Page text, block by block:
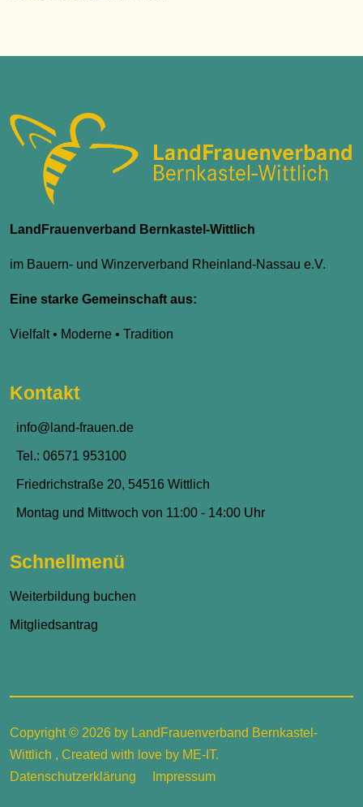
LandFrauenverband Bernkastel-Wittlich
im Bauern- und Winzerverband Rheinland-Nassau e.V.
Eine starke Gemeinschaft aus:
Vielfalt • Moderne • Tradition
Kontakt
info@land-frauen.de
Tel.: 06571 953100
Friedrichstraße 20, 54516 Wittlich
Montag und Mittwoch von 11:00 - 14:00 Uhr
Schnellmenü
Weiterbildung buchen
Mitgliedsantrag
Copyright © 2026 by LandFrauenverband Bernkastel-
Wittlich , Created with love by ME-IT.
Datenschutzerklärung
Impressum